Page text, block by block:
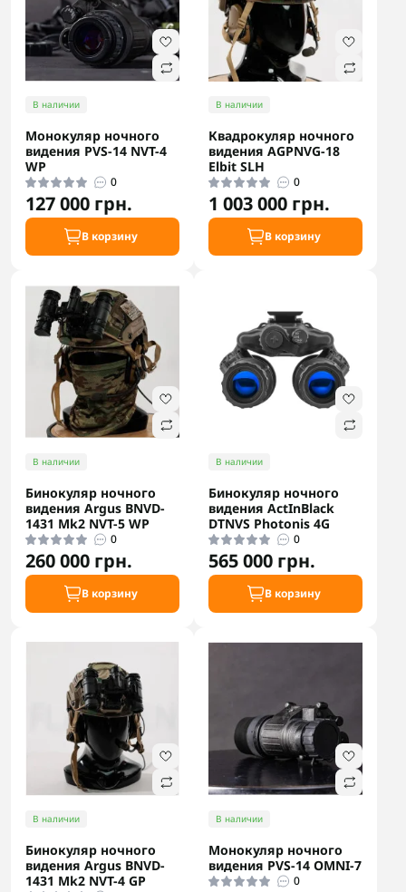
В наличии
Монокуляр ночного
видения PVS-14 NVT-4
WP
0
127 000 грн.
В корзину
В наличии
Квадрокуляр ночного
видения AGPNVG-18
Elbit SLH
0
1 003 000 грн.
В корзину
В наличии
Бинокуляр ночного
видения Argus BNVD-
1431 Mk2 NVT-5 WP
0
260 000 грн.
В корзину
В наличии
Бинокуляр ночного
видения ActInBlack
DTNVS Photonis 4G
0
565 000 грн.
В корзину
В наличии
Бинокуляр ночного
видения Argus BNVD-
1431 Mk2 NVT-4 GP
В наличии
Монокуляр ночного
видения PVS-14 OMNI-7
0